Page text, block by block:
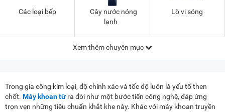
Các loại bếp
Cây nước nóng
lạnh
Lò vi sóng
Xem thêm chuyên mục
Trong gia công kim loại, độ chính xác và tốc độ luôn là yếu tố then
chốt. Máy khoan từ ra đời như một bước tiến công nghệ, đáp ứng
trọn vẹn những tiêu chuẩn khắt khe này. Khác với máy khoan truyền